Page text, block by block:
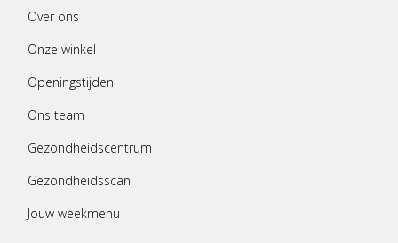
Over ons
Onze winkel
Openingstijden
Ons team
Gezondheidscentrum
Gezondheidsscan
Jouw weekmenu